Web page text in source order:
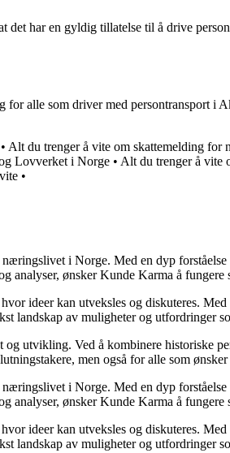
har en gyldig tillatelse til å drive
alle som driver med persontransport i
• Alt du trenger å vite om skattemelding for
Lovverket i Norge • Alt du trenger å vite
•
i Norge. Med en dyp
ønsker Kunde Karma å
ideer kan utveksles og diskuteres.
landskap av muligheter og utfordringer
utvikling. Ved å kombinere historiske
men også for alle som
i Norge. Med en dyp
ønsker Kunde Karma å
ideer kan utveksles og diskuteres.
landskap av muligheter og utfordringer